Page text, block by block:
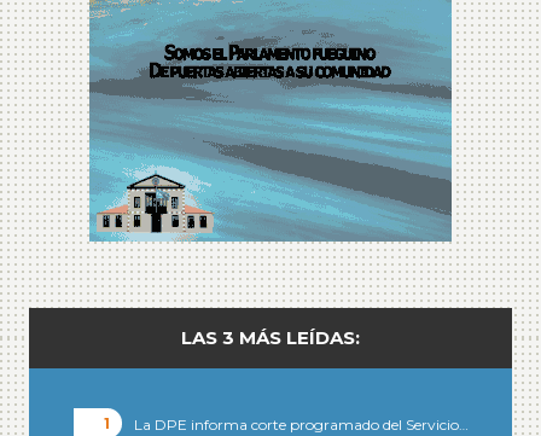
LAS 3 MÁS LEÍDAS:
La DPE informa corte programado del Servicio…